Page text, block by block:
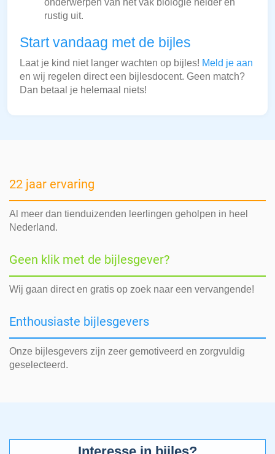
onderwerpen van het vak biologie helder en
rustig uit.
Start vandaag met de bijles
Laat je kind niet langer wachten op bijles! Meld je aan
en wij regelen direct een bijlesdocent. Geen match?
Dan betaal je helemaal niets!
22 jaar ervaring
Al meer dan tienduizenden leerlingen geholpen in heel
Nederland.
Geen klik met de bijlesgever?
Wij gaan direct en gratis op zoek naar een vervangende!
Enthousiaste bijlesgevers
Onze bijlesgevers zijn zeer gemotiveerd en zorgvuldig
geselecteerd.